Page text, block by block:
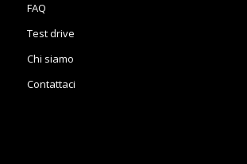
FAQ
Test drive
Chi siamo
Contattaci